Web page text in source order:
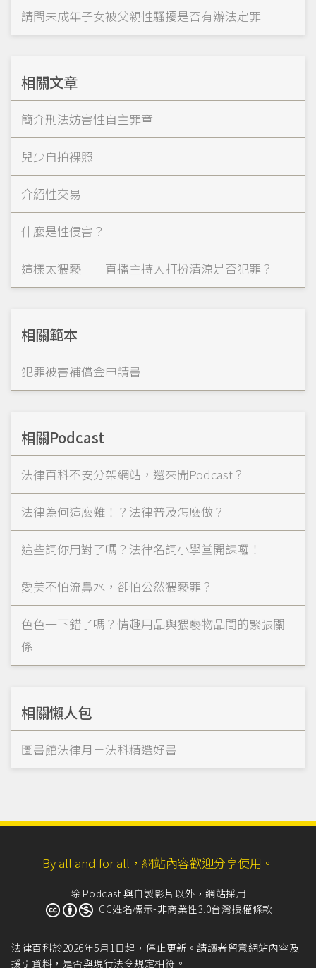
請問未成年子女被父親性騷擾是否有辦法定罪
相關文章
簡介刑法妨害性自主罪章
兒少自拍裸照
介紹性交易
什麼是性侵害？
這樣太猥褻——直播主持人打扮清涼是否犯罪？
相關範本
犯罪被害補償金申請書
相關Podcast
法律百科不安分架網站，還來開Podcast？
法律為何這麼難！？法律普及怎麼做？
這些詞你用對了嗎？法律名詞小學堂開課囉！
愛美不怕流鼻水，卻怕公然猥褻罪？
色色一下錯了嗎？情趣用品與猥褻物品間的緊張關
係
相關懶人包
圖書館法律月－法科精選好書
By all and for all，網站內容歡迎分享使用。
除 Podcast 與自製影片以外，網站採用
CC姓名標示-非商業性3.0台灣授權條款
法律百科於2026年5月1日起，停止更新。請讀者留意網站內容及
援引資料，是否與現行法令規定相符。